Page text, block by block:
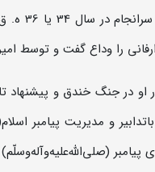
36 ه. ق، در آخر خلافت
را وداع گفت و توسط
او در جنگ خندق و پیشنهاد
و مدیریت پيامبر
پیامبر